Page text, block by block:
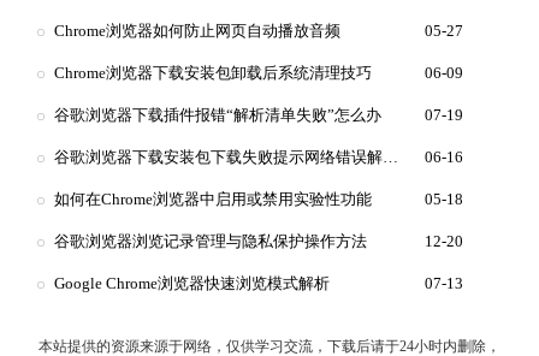
Chrome浏览器如何防止网页自动播放音频 05-27
Chrome浏览器下载安装包卸载后系统清理技巧 06-09
谷歌浏览器下载插件报错“解析清单失败”怎么办 07-19
谷歌浏览器下载安装包下载失败提示网络错误解决方法 06-16
如何在Chrome浏览器中启用或禁用实验性功能 05-18
谷歌浏览器浏览记录管理与隐私保护操作方法 12-20
Google Chrome浏览器快速浏览模式解析 07-13
本站提供的资源来源于网络，仅供学习交流，下载后请于24小时内删除，